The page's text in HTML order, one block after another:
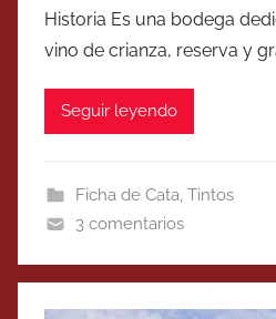
Historia Es una bodega
vino de crianza, reserva y
Seguir leyendo
Ficha de Cata, Tintos
3 comentarios